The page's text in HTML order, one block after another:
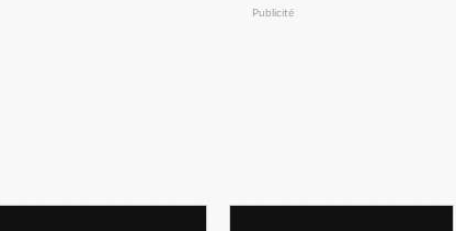
Publicité